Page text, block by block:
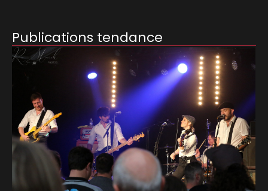
Publications tendance